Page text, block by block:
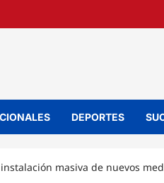
DEPORTES
masiva de nuevos